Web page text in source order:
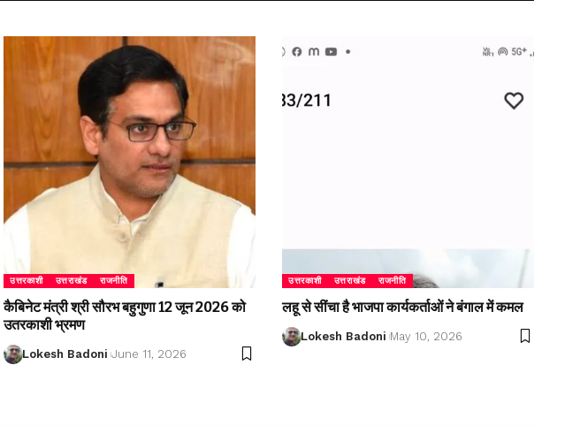
उत्तरकाशी उत्तराखंड राजनीति
कैबिनेट मंत्री श्री सौरभ बहुगुणा 12 जून 2026 को
उतरकाशी भ्रमण
Lokesh Badoni June 11, 2026
उत्तरकाशी उत्तराखंड राजनीति
लहू से सींचा है भाजपा कार्यकर्ताओं ने बंगाल में कमल
Lokesh Badoni May 10, 2026